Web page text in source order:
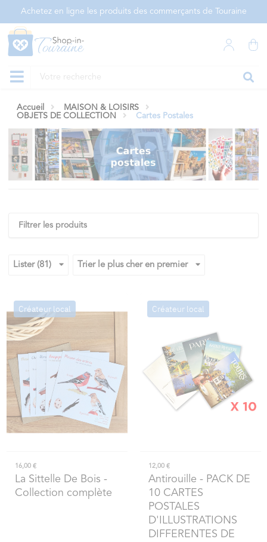
Achetez en ligne les produits des commerçants de Touraine
Accueil
MAISON & LOISIRS
OBJETS DE COLLECTION
Cartes Postales
Filtrer les produits
Lister (81) Trier le plus cher en premier
Créateur local
16,00 €
La Sittelle De Bois -
Collection complète
Créateur local
12,00 €
Antirouille - PACK DE
10 CARTES
POSTALES
D'ILLUSTRATIONS
DIFFERENTES DE
Panneau de gestion des cookies